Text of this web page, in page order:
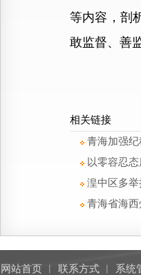
等内容，剖
敢监督、善
相关链接
青海加强
以零容忍
湟中区多
青海省海
网站首页 联系方式 系统